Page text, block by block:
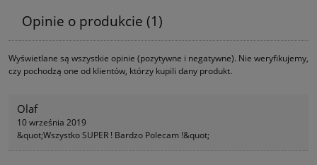
Opinie o produkcie (1)
Wyświetlane są wszystkie opinie (pozytywne i negatywne). Nie weryfikujemy,
czy pochodzą one od klientów, którzy kupili dany produkt.
Olaf
10 września 2019
&quot;Wszystko SUPER ! Bardzo Polecam !&quot;